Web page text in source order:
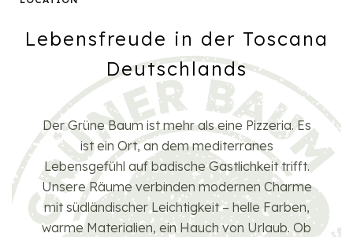
Lebensfreude in der Toscana
Deutschlands
Der Grüne Baum ist mehr als eine Pizzeria. Es
ist ein Ort, an dem mediterranes
Lebensgefühl auf badische Gastlichkeit trifft.
Unsere Räume verbinden modernen Charme
mit südländischer Leichtigkeit – helle Farben,
warme Materialien, ein Hauch von Urlaub. Ob